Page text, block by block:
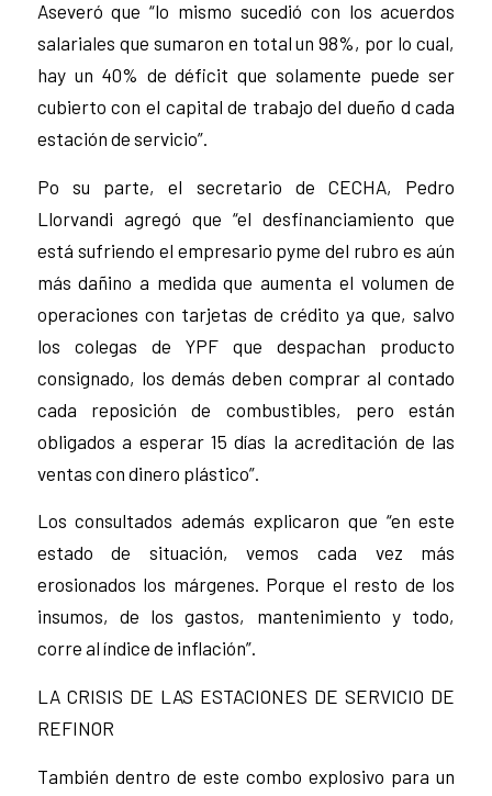
Aseveró que “lo mismo sucedió con los acuerdos
salariales que sumaron en total un 98%, por lo cual,
hay un 40% de déficit que solamente puede ser
cubierto con el capital de trabajo del dueño d cada
estación de servicio”.
Po su parte, el secretario de CECHA, Pedro
Llorvandi agregó que “el desfinanciamiento que
está sufriendo el empresario pyme del rubro es aún
más dañino a medida que aumenta el volumen de
operaciones con tarjetas de crédito ya que, salvo
los colegas de YPF que despachan producto
consignado, los demás deben comprar al contado
cada reposición de combustibles, pero están
obligados a esperar 15 días la acreditación de las
ventas con dinero plástico”.
Los consultados además explicaron que “en este
estado de situación, vemos cada vez más
erosionados los márgenes. Porque el resto de los
insumos, de los gastos, mantenimiento y todo,
corre al índice de inflación”.
LA CRISIS DE LAS ESTACIONES DE SERVICIO DE
REFINOR
También dentro de este combo explosivo para un